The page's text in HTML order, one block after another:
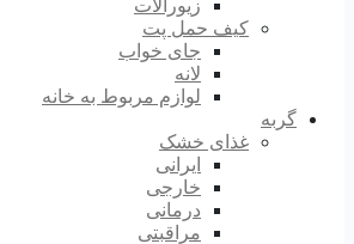
زیورآلات
کیف حمل پت
جای خواب
لانه
لوازم مربوط به خانه
گربه
غذای خشک
ایرانی
خارجی
درمانی
مراقبتی